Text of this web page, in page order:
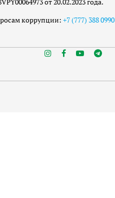
коррупции: +7 (777) 388 0990